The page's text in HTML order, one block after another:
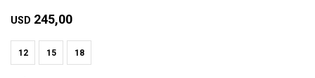
USD 245,00
12 15 18